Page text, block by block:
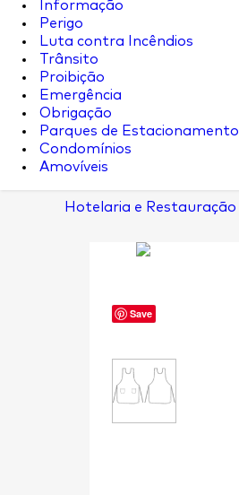
Informação
Perigo
Luta contra Incêndios
Trânsito
Proibição
Emergência
Obrigação
Parques de Estacionamento
Condomínios
Amovíveis
Hotelaria e Restauração
Save